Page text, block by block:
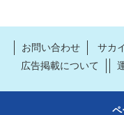
お問い合わせ サカ
広告掲載について
ペ